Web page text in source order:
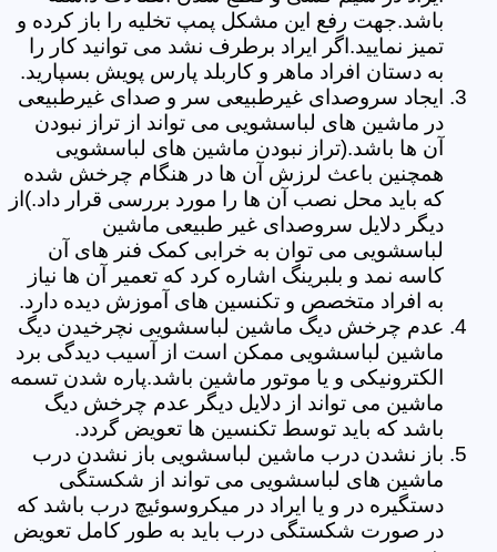
باشد.جهت رفع این مشکل پمپ تخلیه را باز کرده و
تمیز نمایید.اگر ایراد برطرف نشد می توانید کار را
به دستان افراد ماهر و کاربلد پارس پویش بسپارید.
ایجاد سروصدای غیرطبیعی سر و صدای غیرطبیعی
در ماشین های لباسشویی می تواند از تراز نبودن
آن ها باشد.(تراز نبودن ماشین های لباسشویی
همچنین باعث لرزش آن ها در هنگام چرخش شده
که باید محل نصب آن ها را مورد بررسی قرار داد.)از
دیگر دلایل سروصدای غیر طبیعی ماشین
لباسشویی می توان به خرابی کمک فنر های آن
کاسه نمد و بلبرینگ اشاره کرد که تعمیر آن ها نیاز
به افراد متخصص و تکنسین های آموزش دیده دارد.
عدم چرخش دیگ ماشین لباسشویی نچرخیدن دیگ
ماشین لباسشویی ممکن است از آسیب دیدگی برد
الکترونیکی و یا موتور ماشین باشد.پاره شدن تسمه
ماشین می تواند از دلایل دیگر عدم چرخش دیگ
باشد که باید توسط تکنسین ها تعویض گردد.
باز نشدن درب ماشین لباسشویی باز نشدن درب
ماشین های لباسشویی می تواند از شکستگی
دستگیره در و یا ایراد در میکروسوئیچ درب باشد که
در صورت شکستگی درب باید به طور کامل تعویض